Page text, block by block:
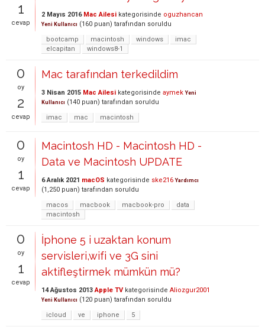
1
cevap
2 Mayıs 2016 Mac Ailesi kategorisinde oguzhancan
Yeni Kullanıcı (160 puan) tarafından soruldu
bootcamp
macintosh windows
imac
elcapitan
windows8-1
0
oy
2
cevap
Mac tarafından terkedildim
3 Nisan 2015 Mac Ailesi kategorisinde aymek Yeni
Kullanıcı (140 puan) tarafından soruldu
imac
mac macintosh
0
oy
1
cevap
Macintosh HD - Macintosh HD -
Data ve Macintosh UPDATE
6 Aralık 2021 macOS kategorisinde ske216 Yardımcı
(1,250 puan) tarafından soruldu
macos
macbook macbook-pro
data
macintosh
0
oy
1
cevap
İphone 5 i uzaktan konum
servisleri,wifi ve 3G sini
aktifleştirmek mümkün mü?
14 Ağustos 2013 Apple TV kategorisinde Aliozgur2001
Yeni Kullanıcı (120 puan) tarafından soruldu
icloud
ve iphone 5